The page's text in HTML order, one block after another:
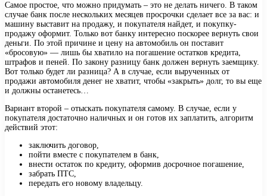
Самое простое, что можно придумать – это не делать ничего. В таком
случае банк после нескольких месяцев просрочки сделает все за вас: и
машину выставит на продажу, и покупателя найдет, и покупку-
продажу оформит. Только вот банку интересно поскорее вернуть свои
деньги. По этой причине и цену на автомобиль он поставит
«бросовую» — лишь бы хватило на погашение остатков кредита,
штрафов и пеней. По закону разницу банк должен вернуть заемщику.
Вот только будет ли разница? А в случае, если вырученных от
продажи автомобиля денег не хватит, чтобы «закрыть» долг, то вы еще
и должны останетесь…
Вариант второй – отыскать покупателя самому. В случае, если у
покупателя достаточно наличных и он готов их заплатить, алгоритм
действий этот:
заключить договор,
пойти вместе с покупателем в банк,
внести остаток по кредиту, оформив досрочное погашение,
забрать ПТС,
передать его новому владельцу.